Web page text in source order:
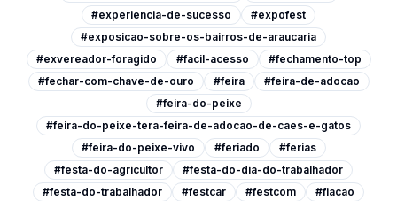
#experiencia-de-sucesso
#expofest
#exposicao-sobre-os-bairros-de-araucaria
#exvereador-foragido
#facil-acesso
#fechamento-top
#fechar-com-chave-de-ouro
#feira
#feira-de-adocao
#feira-do-peixe
#feira-do-peixe-tera-feira-de-adocao-de-caes-e-gatos
#feira-do-peixe-vivo
#feriado
#ferias
#festa-do-agricultor
#festa-do-dia-do-trabalhador
#festa-do-trabalhador
#festcar #festcom
#fiacao